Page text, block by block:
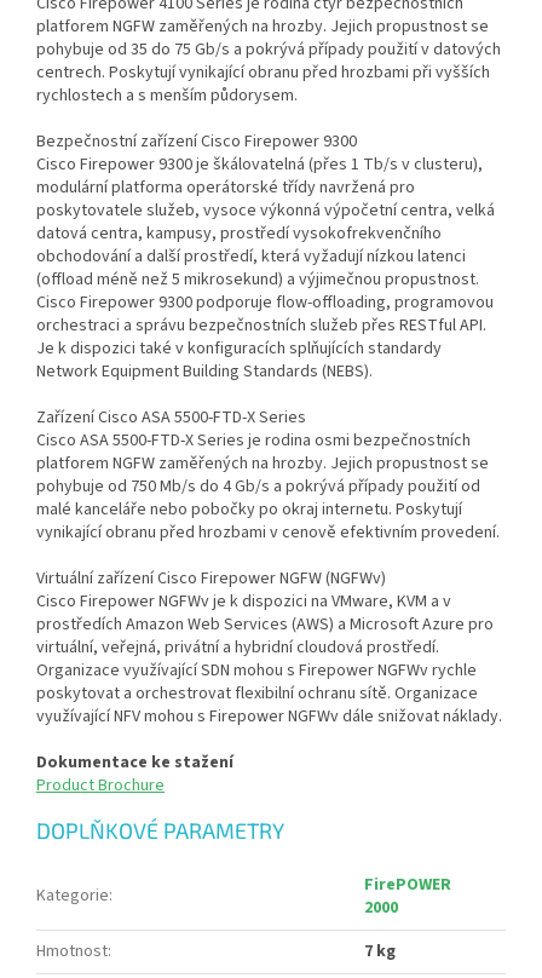
platforem NGFW zaměřených na hrozby. Jejich propustnost se
pohybuje od 35 do 75 Gb/s a pokrývá případy použití v datových
centrech. Poskytují vynikající obranu před hrozbami při vyšších
rychlostech a s menším půdorysem.
Bezpečnostní zařízení Cisco Firepower 9300
Cisco Firepower 9300 je škálovatelná (přes 1 Tb/s v clusteru),
modulární platforma operátorské třídy navržená pro
poskytovatele služeb, vysoce výkonná výpočetní centra, velká
datová centra, kampusy, prostředí vysokofrekvenčního
obchodování a další prostředí, která vyžadují nízkou latenci
(offload méně než 5 mikrosekund) a výjimečnou propustnost.
Cisco Firepower 9300 podporuje flow-offloading, programovou
orchestraci a správu bezpečnostních služeb přes RESTful API.
Je k dispozici také v konfiguracích splňujících standardy
Network Equipment Building Standards (NEBS).
Zařízení Cisco ASA 5500-FTD-X Series
Cisco ASA 5500-FTD-X Series je rodina osmi bezpečnostních
platforem NGFW zaměřených na hrozby. Jejich propustnost se
pohybuje od 750 Mb/s do 4 Gb/s a pokrývá případy použití od
malé kanceláře nebo pobočky po okraj internetu. Poskytují
vynikající obranu před hrozbami v cenově efektivním provedení.
Virtuální zařízení Cisco Firepower NGFW (NGFWv)
Cisco Firepower NGFWv je k dispozici na VMware, KVM a v
prostředích Amazon Web Services (AWS) a Microsoft Azure pro
virtuální, veřejná, privátní a hybridní cloudová prostředí.
Organizace využívající SDN mohou s Firepower NGFWv rychle
poskytovat a orchestrovat flexibilní ochranu sítě. Organizace
využívající NFV mohou s Firepower NGFWv dále snižovat náklady.
Dokumentace ke stažení
Product Brochure
DOPLŇKOVÉ PARAMETRY
Kategorie:
FirePOWER
2000
Hmotnost:
7 kg